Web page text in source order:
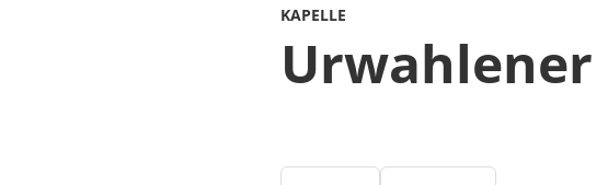
KAPELLE
Urwahlener